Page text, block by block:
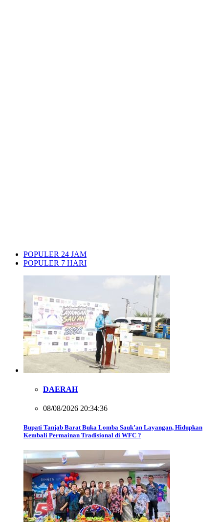
POPULER 24 JAM
POPULER 7 HARI
DAERAH
08/08/2026 20:34:36
Bupati Tanjab Barat Buka Lomba Sauk’an Layangan, Hidupkan
Kembali Permainan Tradisional di WFC ?